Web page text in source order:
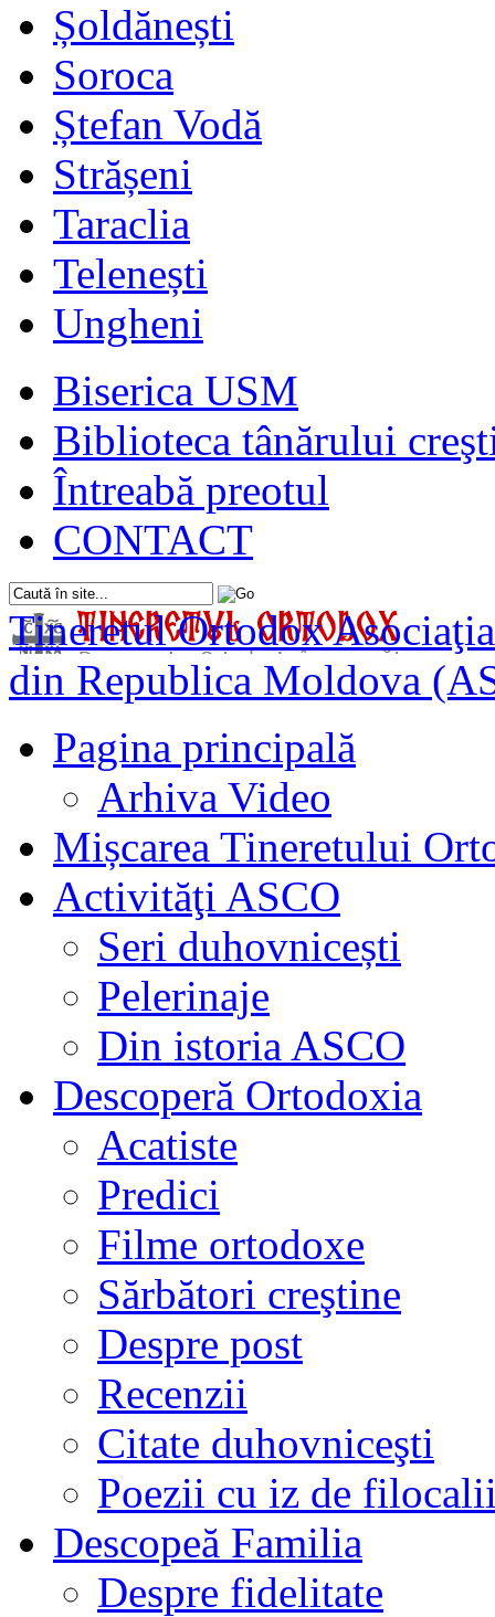
Șoldănești
Soroca
Ștefan Vodă
Strășeni
Taraclia
Telenești
Ungheni
Biserica USM
Biblioteca tânărului
Întreabă preotul
CONTACT
Tineretul Ortodox
din Republica Moldova
Pagina principală
Arhiva Video
Mișcarea Tineretului
Activităţi ASCO
Seri duhovnicești
Pelerinaje
Din istoria ASCO
Descoperă Ortodoxia
Acatiste
Predici
Filme ortodoxe
Sărbători creştine
Despre post
Recenzii
Citate duhovniceşti
Poezii cu iz de
Descopeă Familia
Despre fidelitate